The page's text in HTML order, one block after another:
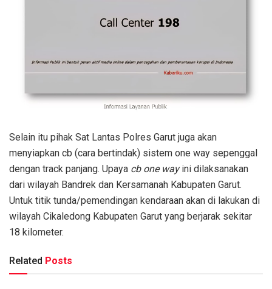
Selain itu pihak Sat Lantas Polres Garut juga akan
menyiapkan cb (cara bertindak) sistem one way sepenggal
dengan track panjang. Upaya cb one wayini dilaksanakan
dari wilayah Bandrek dan Kersamanah Kabupaten Garut.
Untuk titik tunda/pemendingan kendaraan akan di lakukan di
wilayah Cikaledong Kabupaten Garut yang berjarak sekitar
18 kilometer.
Related Posts